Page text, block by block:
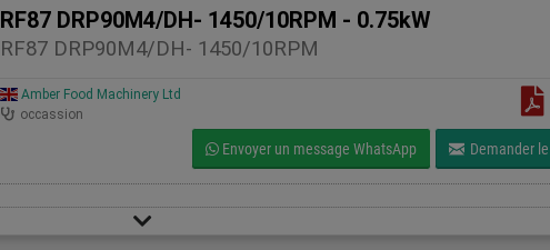
RF87 DRP90M4/DH- 1450/10RPM - 0.75kW
RF87 DRP90M4/DH- 1450/10RPM
Amber Food Machinery Ltd
occassion
Envoyer un message WhatsApp Demander